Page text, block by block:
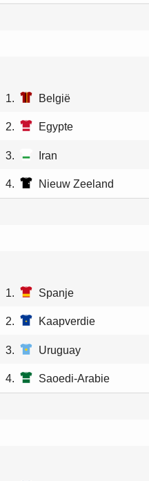
1. België
2. Egypte
3. Iran
4. Nieuw Zeeland
1. Spanje
2. Kaapverdie
3. Uruguay
4. Saoedi-Arabie